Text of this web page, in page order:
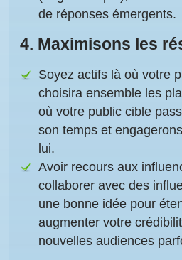
de réponses émergents.
4. Maximisons les
Soyez actifs là où votre
choisira ensemble les
où votre public cible
son temps et
lui.
Avoir recours aux
collaborer avec des
une bonne idée pour
augmenter votre
nouvelles audiences